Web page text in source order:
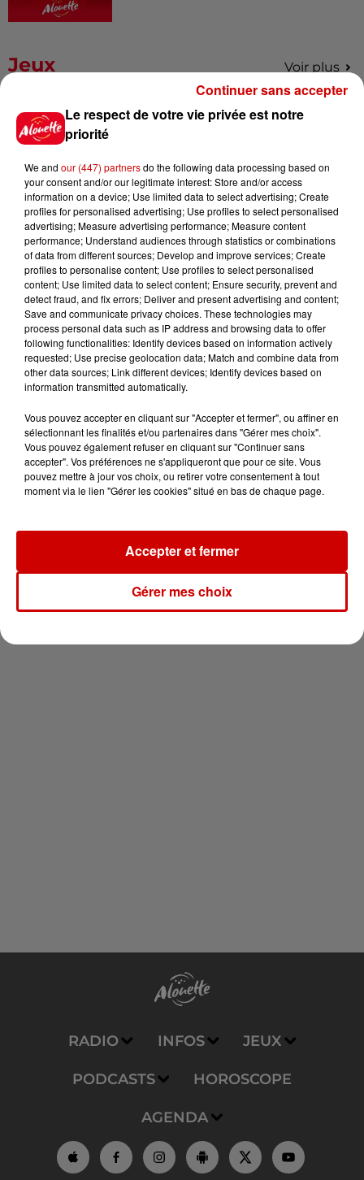
Jeux Voir plus
Gagnez vos places pour le
Festival du Roi Arthur 2026 !
Gagnez vos entrées pour le
Musée du Sport Automobile au
Mans !
Alouette vous invite à
Futuroscope Xperiences !
Le Duel - Gagnez votre balade
en jet ski !
Newsletter
RADIO INFOS JEUX
PODCASTS HOROSCOPE
AGENDA
Le respect de votre vie privée est notre
priorité
We and our (447) partnersdo the following data processing based on
your consent and/or our legitimate interest: Store and/or access
information on a device; Use limited data to select advertising; Create
profiles for personalised advertising; Use profiles to select personalised
advertising; Measure advertising performance; Measure content
performance; Understand audiences through statistics or combinations
of data from different sources; Develop and improve services; Create
profiles to personalise content; Use profiles to select personalised
content; Use limited data to select content; Ensure security, prevent and
detect fraud, and fix errors; Deliver and present advertising and content;
Save and communicate privacy choices. These technologies may
process personal data such as IP address and browsing data to offer
following functionalities: Identify devices based on information actively
requested; Use precise geolocation data; Match and combine data from
other data sources; Link different devices; Identify devices based on
information transmitted automatically.
Vous pouvez accepter en cliquant sur "Accepter et fermer", ou affiner en
sélectionnant les finalités et/ou partenaires dans "Gérer mes choix".
Vous pouvez également refuser en cliquant sur "Continuer sans
accepter". Vos préférences ne s'appliqueront que pour ce site. Vous
pouvez mettre à jour vos choix, ou retirer votre consentement à tout
moment via le lien "Gérer les cookies" situé en bas de chaque page.
Gérer mes choix
Accepter et fermer
Continuer sans accepter